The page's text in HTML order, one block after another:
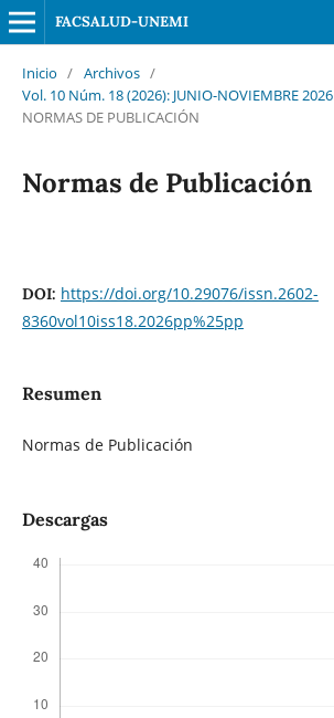
FACSALUD-UNEMI
Inicio / Archivos /
Vol. 10 Núm. 18 (2026): JUNIO-NOVIEMBRE 2026
NORMAS DE PUBLICACIÓN
Normas de Publicación
DOI: https://doi.org/10.29076/issn.2602-
8360vol10iss18.2026pp%25pp
Resumen
Normas de Publicación
Descargas